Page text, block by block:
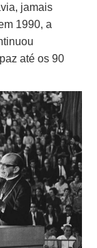
jamais
1990, a
até os 90